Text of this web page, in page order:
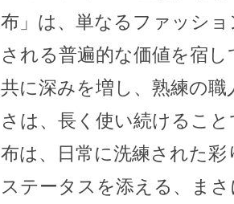
布」は、単なるファッシ
される普遍的な価値を宿
共に深みを増し、熟練の
さは、長く使い続けるこ
布は、日常に洗練された
ステータスを添える、ま